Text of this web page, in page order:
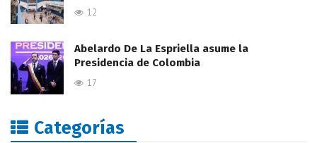
12
Abelardo De La Espriella asume la
Presidencia de Colombia
17
Categorías